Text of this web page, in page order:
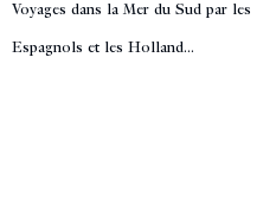
Voyages dans la Mer du Sud par les
Espagnols et les Holland...